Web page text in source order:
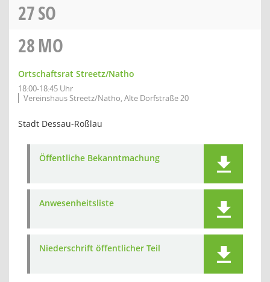
27SO
28MO
Ortschaftsrat Streetz/Natho
18:00-18:45 Uhr
Vereinshaus Streetz/Natho, Alte Dorfstraße 20
Stadt Dessau-Roßlau
Öffentliche Bekanntmachung
Anwesenheitsliste
Niederschrift öffentlicher Teil